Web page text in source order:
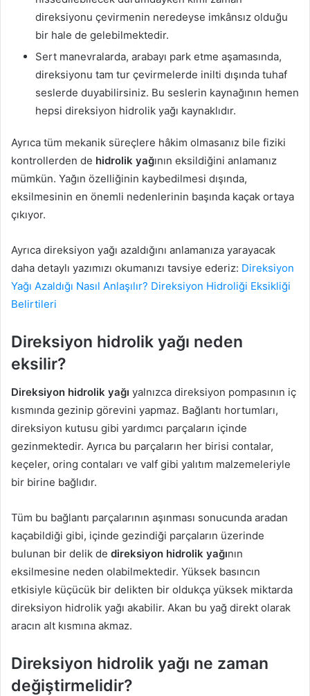
direksiyonu çevirmenin neredeyse imkânsız olduğu
bir hale de gelebilmektedir.
Sert manevralarda, arabayı park etme aşamasında,
direksiyonu tam tur çevirmelerde inilti dışında tuhaf
seslerde duyabilirsiniz. Bu seslerin kaynağının hemen
hepsi direksiyon hidrolik yağı kaynaklıdır.
Ayrıca tüm mekanik süreçlere hâkim olmasanız bile fiziki
kontrollerden de hidrolik yağının eksildiğini anlamanız
mümkün. Yağın özelliğinin kaybedilmesi dışında,
eksilmesinin en önemli nedenlerinin başında kaçak ortaya
çıkıyor.
Ayrıca direksiyon yağı azaldığını anlamanıza yarayacak
daha detaylı yazımızı okumanızı tavsiye ederiz: Direksiyon
Yağı Azaldığı Nasıl Anlaşılır? Direksiyon Hidroliği Eksikliği
Belirtileri
Direksiyon hidrolik yağı neden
eksilir?
Direksiyon hidrolik yağı yalnızca direksiyon pompasının iç
kısmında gezinip görevini yapmaz. Bağlantı hortumları,
direksiyon kutusu gibi yardımcı parçaların içinde
gezinmektedir. Ayrıca bu parçaların her birisi contalar,
keçeler, oring contaları ve valf gibi yalıtım malzemeleriyle
bir birine bağlıdır.
Tüm bu bağlantı parçalarının aşınması sonucunda aradan
kaçabildiği gibi, içinde gezindiği parçaların üzerinde
bulunan bir delik de direksiyon hidrolik yağının
eksilmesine neden olabilmektedir. Yüksek basıncın
etkisiyle küçücük bir delikten bir oldukça yüksek miktarda
direksiyon hidrolik yağı akabilir. Akan bu yağ direkt olarak
aracın alt kısmına akmaz.
Direksiyon hidrolik yağı ne zaman
değiştirmelidir?